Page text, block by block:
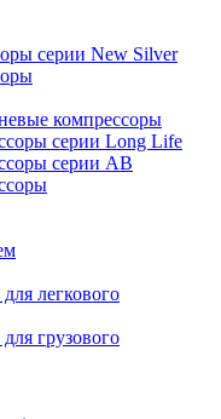
серии New Silver
компрессоры
серии Long Life
серии AB
легкового
грузового